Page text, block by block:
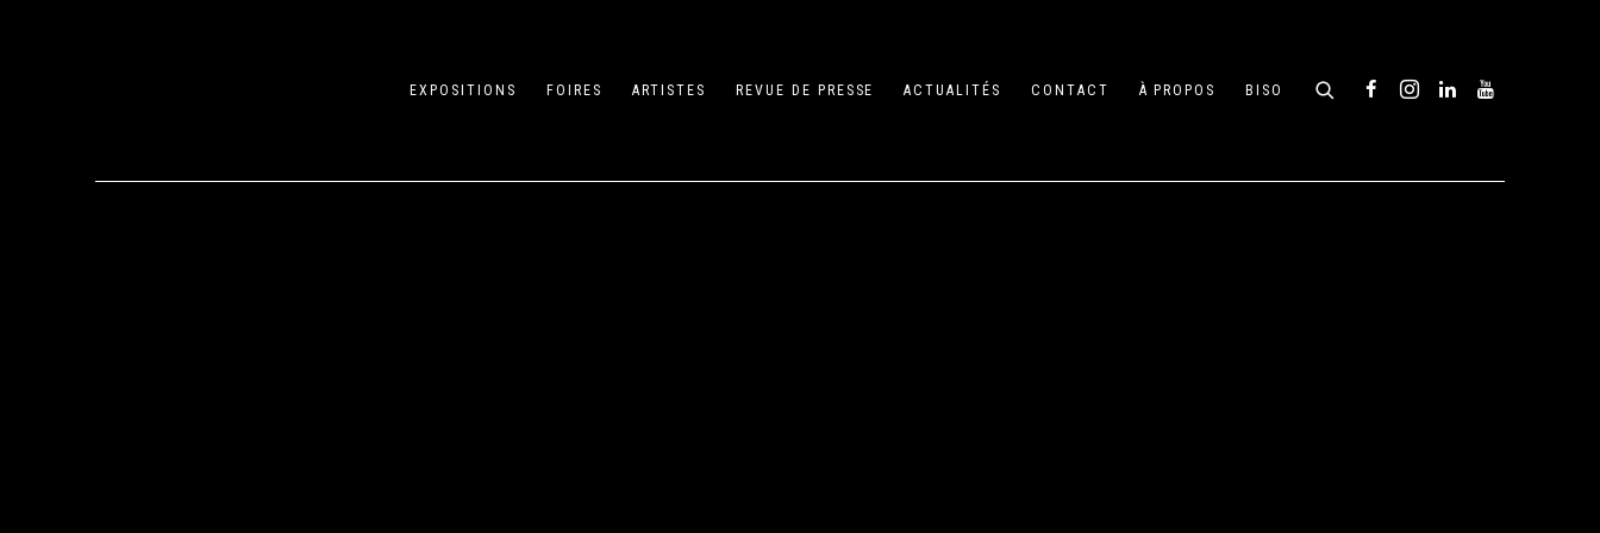
EXPOSITIONS FOIRES ARTISTES REVUE DE PRESSE ACTUALITÉS CONTACT À PROPOS BISO